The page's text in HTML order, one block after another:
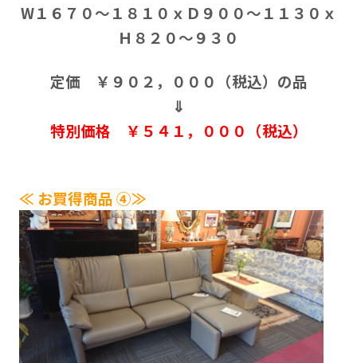
W１６７０～１８１０ｘＤ９００～１１３０ｘ
Ｈ８２０～９３０
定価 ￥９０２，０００（税込）の品
⇓
特別価格 ￥５４１，０００（税込）
≪ お買得商品 ④≫